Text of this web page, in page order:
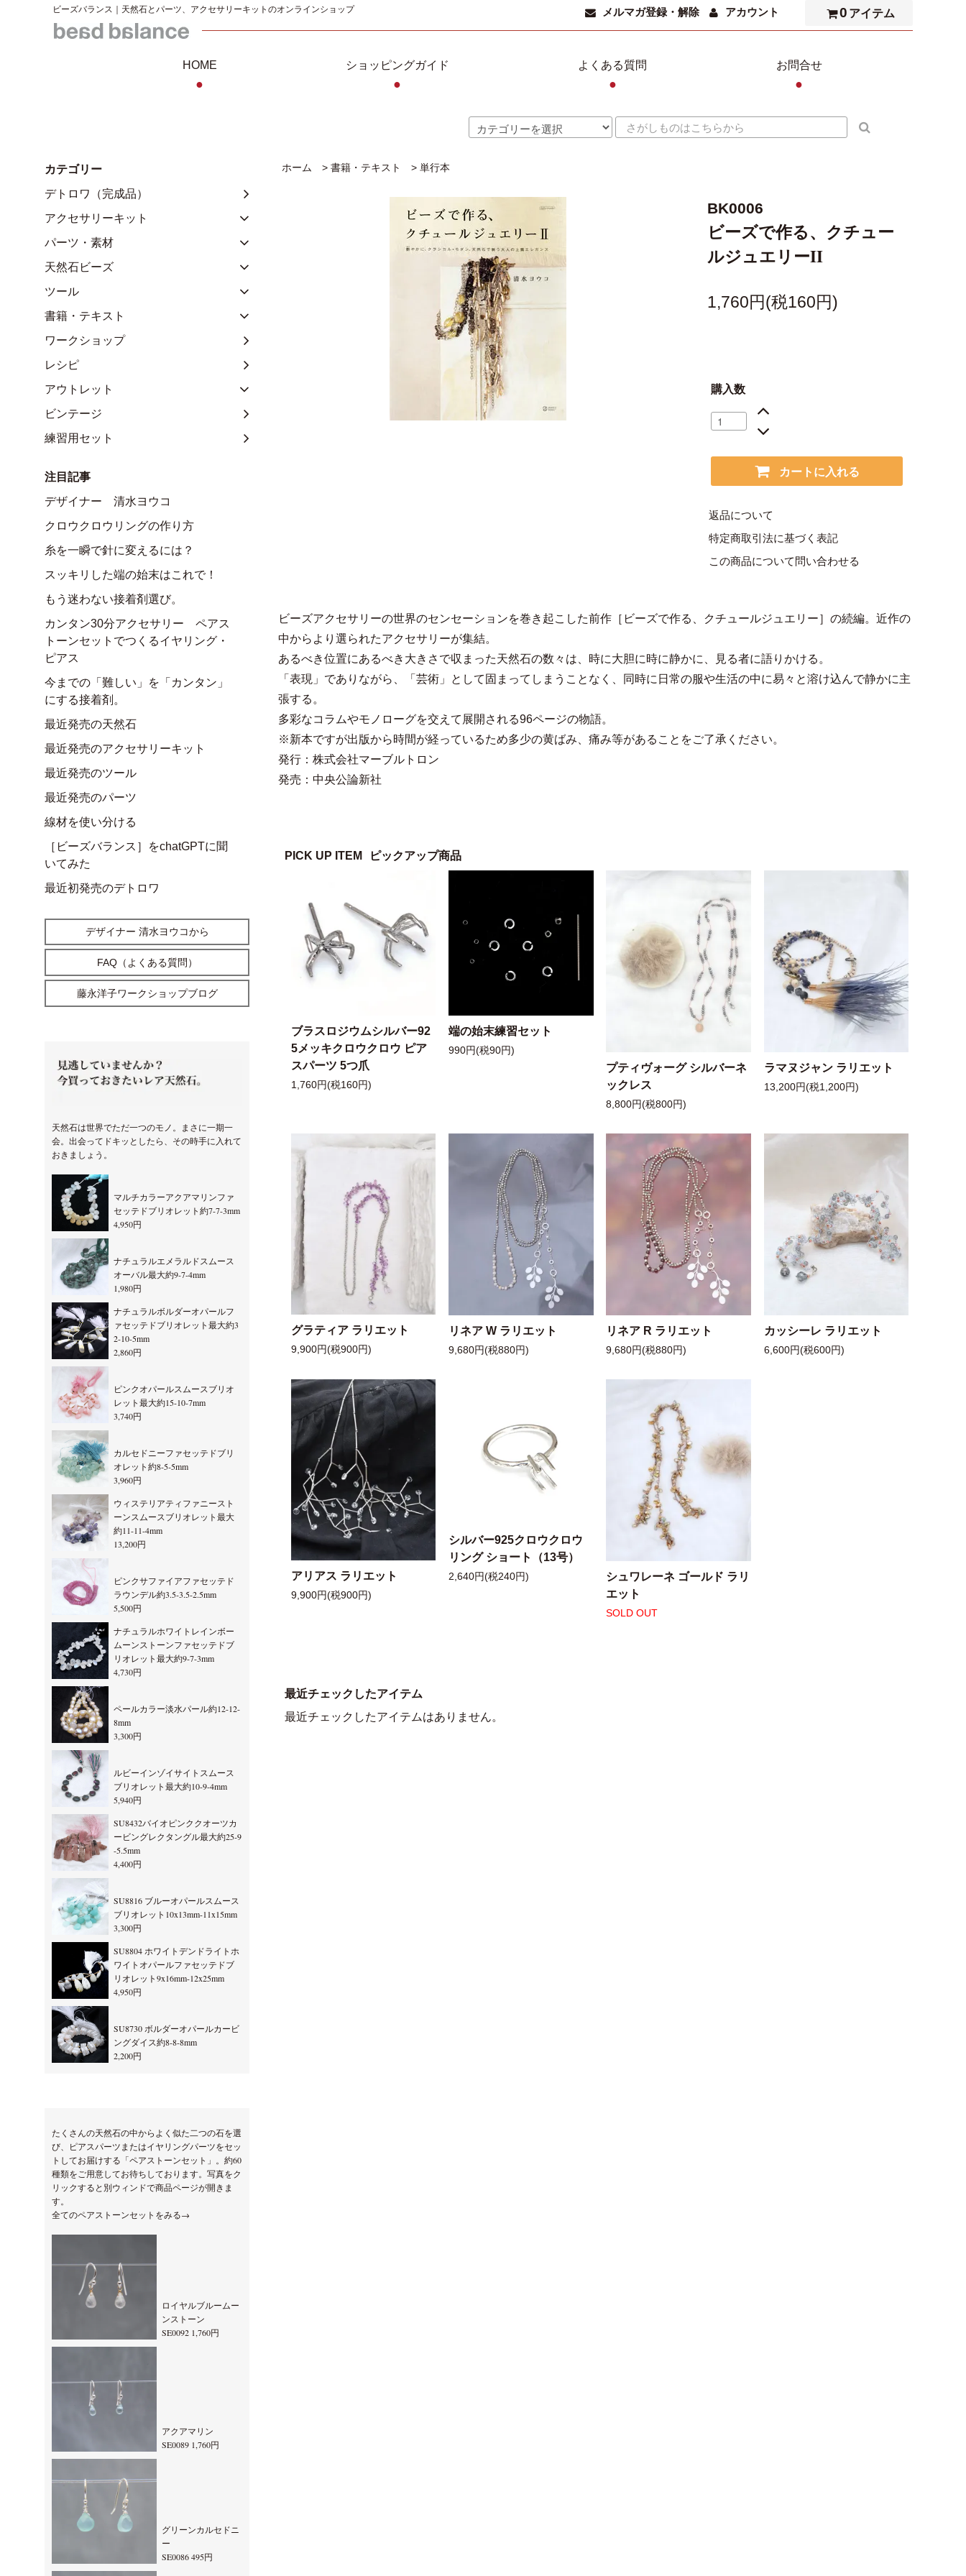
ビーズバランス｜天然石とパーツ、アクセサリーキットのオンラインショップ メルマガ登録・解除 アカウント 0 アイテム
HOME
●
ショッピングガイド
●
よくある質問
●
お問合せ
●
ホーム > 書籍・テキスト > 単行本
BK0006
ビーズで作る、クチュー
ルジュエリーII
1,760円(税160円)
購入数
カートに入れる
返品について
特定商取引法に基づく表記
この商品について問い合わせる
ビーズアクセサリーの世界のセンセーションを巻き起こした前作［ビーズで作る、クチュールジュエリー］の続編。近作の
中からより選られたアクセサリーが集結。
あるべき位置にあるべき大きさで収まった天然石の数々は、時に大胆に時に静かに、見る者に語りかける。
「表現」でありながら、「芸術」として固まってしまうことなく、同時に日常の服や生活の中に易々と溶け込んで静かに主
張する。
多彩なコラムやモノローグを交えて展開される96ページの物語。
※新本ですが出版から時間が経っているため多少の黄ばみ、痛み等があることをご了承ください。
発行：株式会社マーブルトロン
発売：中央公論新社
PICK UP ITEM ピックアップ商品
ブラスロジウムシルバー92
5メッキクロウクロウ ピア
スパーツ 5つ爪
1,760円(税160円)
端の始末練習セット
990円(税90円)
プティヴォーグ シルバーネ
ックレス
8,800円(税800円)
ラマヌジャン ラリエット
13,200円(税1,200円)
グラティア ラリエット
9,900円(税900円)
リネア W ラリエット
9,680円(税880円)
リネア R ラリエット
9,680円(税880円)
カッシーレ ラリエット
6,600円(税600円)
アリアス ラリエット
9,900円(税900円)
シルバー925クロウクロウ
リング ショート（13号）
2,640円(税240円)
シュワレーネ ゴールド ラリ
エット
SOLD OUT
最近チェックしたアイテム
最近チェックしたアイテムはありません。
カテゴリー
デトロワ（完成品）
アクセサリーキット
パーツ・素材
天然石ビーズ
ツール
書籍・テキスト
ワークショップ
レシピ
アウトレット
ビンテージ
練習用セット
注目記事
デザイナー 清水ヨウコ
クロウクロウリングの作り方
糸を一瞬で針に変えるには？
スッキリした端の始末はこれで！
もう迷わない接着剤選び。
カンタン30分アクセサリー ペアス
トーンセットでつくるイヤリング・
ピアス
今までの「難しい」を「カンタン」
にする接着剤。
最近発売の天然石
最近発売のアクセサリーキット
最近発売のツール
最近発売のパーツ
線材を使い分ける
［ビーズバランス］をchatGPTに聞
いてみた
最近初発売のデトロワ
デザイナー 清水ヨウコから
FAQ（よくある質問）
藤永洋子ワークショップブログ
天然石は世界でただ一つのモノ。まさに一期一
会。出会ってドキッとしたら、その時手に入れて
おきましょう。
マルチカラーアクアマリンファ
セッテドブリオレット約7-7-3mm
4,950円
ナチュラルエメラルドスムース
オーバル最大約9-7-4mm
1,980円
ナチュラルボルダーオパールフ
ァセッテドブリオレット最大約3
2-10-5mm
2,860円
ピンクオパールスムースブリオ
レット最大約15-10-7mm
3,740円
カルセドニーファセッテドブリ
オレット約8-5-5mm
3,960円
ウィステリアティファニースト
ーンスムースブリオレット最大
約11-11-4mm
13,200円
ピンクサファイアファセッテド
ラウンデル約3.5-3.5-2.5mm
5,500円
ナチュラルホワイトレインボー
ムーンストーンファセッテドブ
リオレット最大約9-7-3mm
4,730円
ペールカラー淡水パール約12-12-
8mm
3,300円
ルビーインゾイサイトスムース
ブリオレット最大約10-9-4mm
5,940円
SU8432バイオピンククオーツカ
ービングレクタングル最大約25-9
-5.5mm
4,400円
SU8816 ブルーオパールスムース
ブリオレット10x13mm-11x15mm
3,300円
SU8804 ホワイトデンドライトホ
ワイトオパールファセッテドブ
リオレット9x16mm-12x25mm
4,950円
SU8730 ボルダーオパールカービ
ングダイス約8-8-8mm
2,200円
たくさんの天然石の中からよく似た二つの石を選
び、ピアスパーツまたはイヤリングパーツをセッ
トしてお届けする「ペアストーンセット」。約60
種類をご用意してお待ちしております。写真をク
リックすると別ウィンドで商品ページが開きま
す。
全てのペアストーンセットをみる→
ロイヤルブルームー
ンストーン
SE0092 1,760円
アクアマリン
SE0089 1,760円
グリーンカルセドニ
ー
SE0086 495円